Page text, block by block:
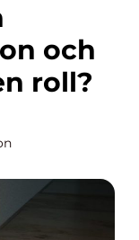
och
roll?